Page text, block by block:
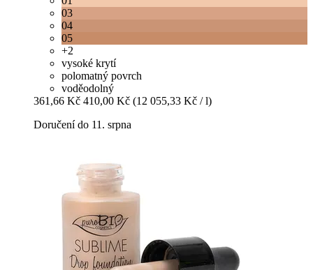
03
04
05
+2
vysoké krytí
polomatný povrch
voděodolný
361,66 Kč 410,00 Kč (12 055,33 Kč / l)
Doručení do 11. srpna